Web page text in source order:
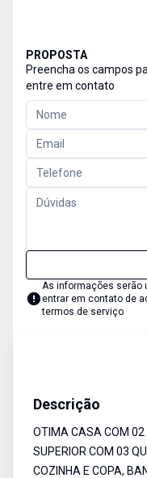
PROPOSTA
Preencha os campos
entre em contato
As informações serão
entrar em contato de
termos de serviço
Descrição
OTIMA CASA COM 02
SUPERIOR COM 03
COZINHA E COPA,